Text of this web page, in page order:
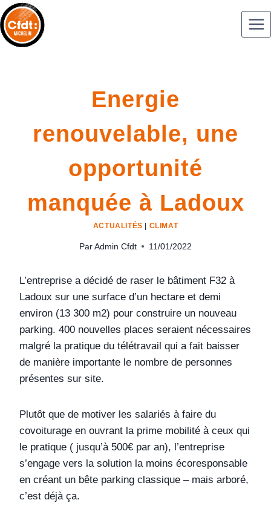
Energie
renouvelable, une
opportunité
manquée à Ladoux
ACTUALITÉS CLIMAT
Par Admin Cfdt 11/01/2022
L’entreprise a décidé de raser le bâtiment F32 à
Ladoux sur une surface d’un hectare et demi
environ (13 300 m2) pour construire un nouveau
parking. 400 nouvelles places seraient nécessaires
malgré la pratique du télétravail qui a fait baisser
de manière importante le nombre de personnes
présentes sur site.
Plutôt que de motiver les salariés à faire du
covoiturage en ouvrant la prime mobilité à ceux qui
le pratique ( jusqu’à 500€ par an), l’entreprise
s’engage vers la solution la moins écoresponsable
en créant un bête parking classique – mais arboré,
c’est déjà ça.